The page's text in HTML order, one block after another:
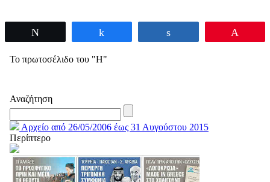
Το πρωτοσέλιδο του "Η"
Αναζήτηση
Αρχείο από 26/05/2006 έως 31 Αυγούστου 2015
Περίπτερο